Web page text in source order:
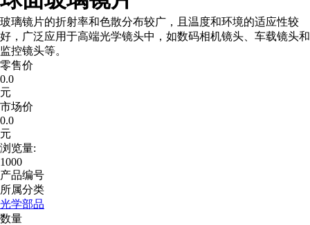
玻璃镜片的折射率和色散分布较广，且温度和环境的适应性较
好，广泛应用于高端光学镜头中，如数码相机镜头、车载镜头和
监控镜头等。
零售价
0.0
元
市场价
0.0
元
浏览量:
1000
产品编号
所属分类
光学部品
数量